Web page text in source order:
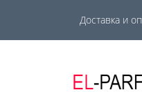
Доставка и